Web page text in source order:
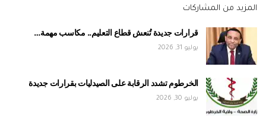
المزيد من المشاركات
قرارات جديدة تُنعش قطاع التعليم.. مكاسب مهمة…
يوليو 31, 2026
الخرطوم تشدد الرقابة على الصيدليات بقرارات جديدة
يوليو 30, 2026